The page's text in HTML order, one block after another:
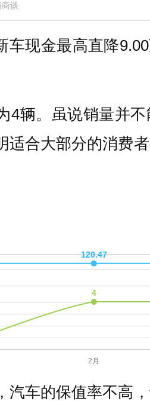
谈
现金最高直降
4辆。虽说销量并
合大部分的消费
车的保值率不高